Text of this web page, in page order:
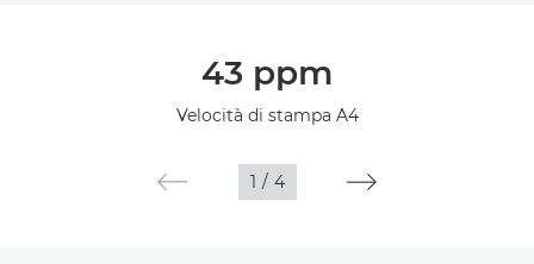
43 ppm
Velocità di stampa A4
1 / 4